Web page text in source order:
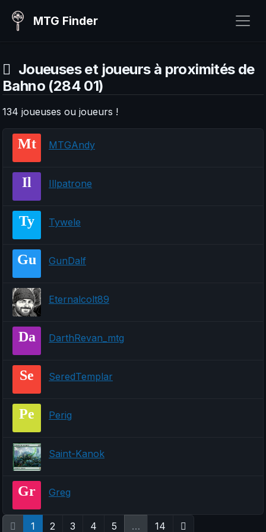
MTG Finder
Joueuses et joueurs à proximités de
Bahno (284 01)
134 joueuses ou joueurs !
Mt MTGAndy
Il Illpatrone
Ty Tywele
Gu GunDalf
Eternalcolt89
Da DarthRevan_mtg
Se SeredTemplar
Pe Perig
Saint-Kanok
Gr Greg
1 2 3 4 5 … 14